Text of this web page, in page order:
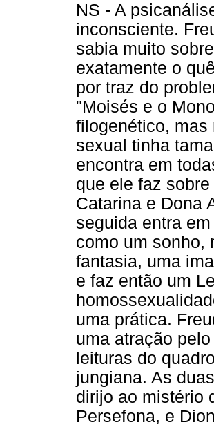
NS - A
inconsciente.
sabia muito
exatamente o
por traz do
"Moisés e o
filogenético, mas
sexual tinha
encontra em
que ele faz
Catarina e Dona
seguida entra
como um sonho,
fantasia, uma
e faz então um
uma prática.
uma atração
leituras do
jungiana. As
dirijo ao mistério
Persefona, e